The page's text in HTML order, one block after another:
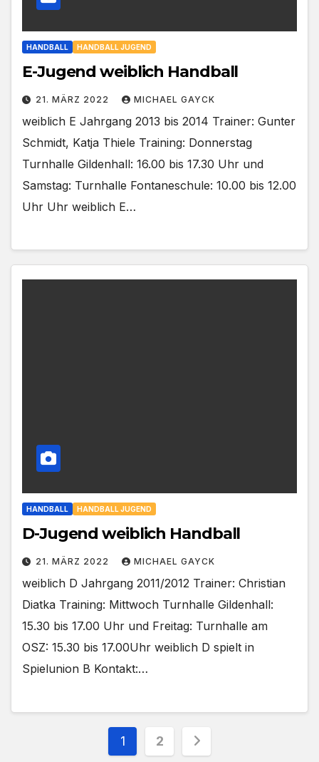
HANDBALL HANDBALL JUGEND
E-Jugend weiblich Handball
21. MÄRZ 2022 MICHAEL GAYCK
weiblich E Jahrgang 2013 bis 2014 Trainer: Gunter
Schmidt, Katja Thiele Training: Donnerstag
Turnhalle Gildenhall: 16.00 bis 17.30 Uhr und
Samstag: Turnhalle Fontaneschule: 10.00 bis 12.00
Uhr Uhr weiblich E…
HANDBALL HANDBALL JUGEND
D-Jugend weiblich Handball
21. MÄRZ 2022 MICHAEL GAYCK
weiblich D Jahrgang 2011/2012 Trainer: Christian
Diatka Training: Mittwoch Turnhalle Gildenhall:
15.30 bis 17.00 Uhr und Freitag: Turnhalle am
OSZ: 15.30 bis 17.00Uhr weiblich D spielt in
Spielunion B Kontakt:…
1 2